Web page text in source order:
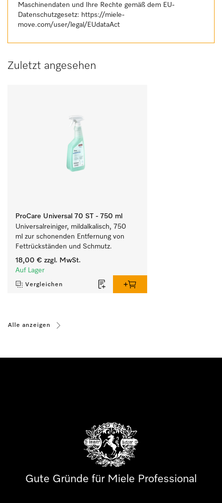
Maschinendaten und Ihre Rechte gemäß dem EU-
Datenschutzgesetz: https://miele-
move.com/user/legal/EUdataAct
Zuletzt angesehen
ProCare Universal 70 ST - 750 ml
Universalreiniger, mildalkalisch, 750
ml zur schonenden Entfernung von
Fettrückständen und Schmutz.
18,00 € zzgl. MwSt.
Auf Lager
Vergleichen
Alle anzeigen
Gute Gründe für Miele Professional